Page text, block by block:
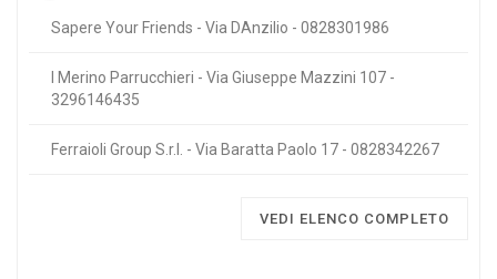
Sapere Your Friends - Via DAnzilio - 0828301986
I Merino Parrucchieri - Via Giuseppe Mazzini 107 -
3296146435
Ferraioli Group S.r.l. - Via Baratta Paolo 17 - 0828342267
VEDI ELENCO COMPLETO